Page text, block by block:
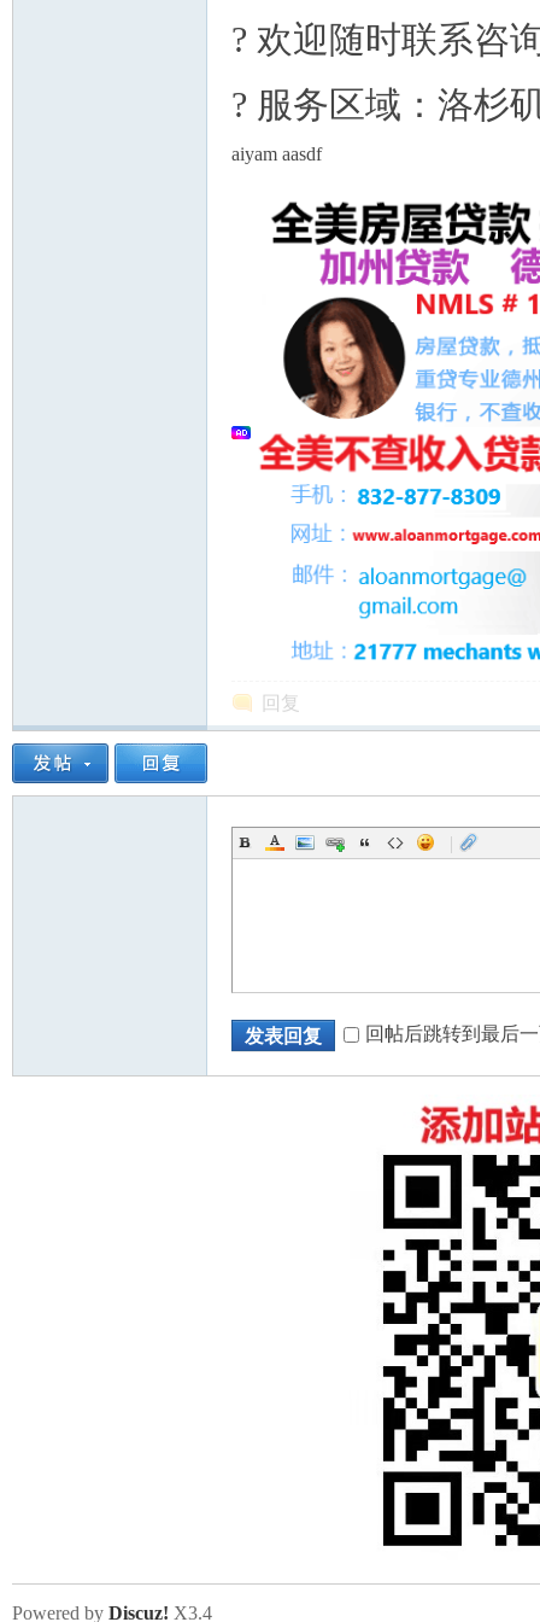
? 欢迎随时联系咨
? 服务区域：洛杉
aiyam aasdf
回复
|
发表回复 回帖后跳转到最后
Powered by Discuz! X3.4